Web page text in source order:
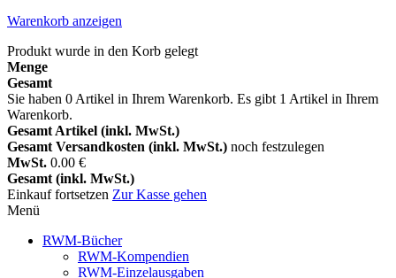
Warenkorb anzeigen
Produkt wurde in den Korb gelegt
Menge
Gesamt
Sie haben 0 Artikel in Ihrem Warenkorb. Es gibt 1 Artikel in Ihrem
Warenkorb.
Gesamt Artikel (inkl. MwSt.)
Gesamt Versandkosten (inkl. MwSt.) noch festzulegen
MwSt. 0.00 €
Gesamt (inkl. MwSt.)
Einkauf fortsetzen Zur Kasse gehen
Menü
RWM-Bücher
RWM-Kompendien
RWM-Einzelausgaben